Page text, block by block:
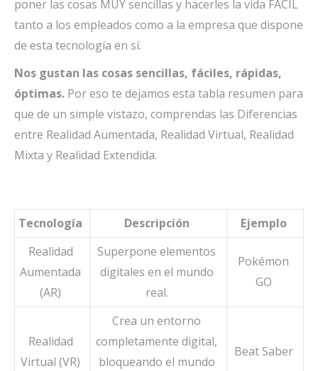
poner las cosas MUY sencillas y hacerles la vida FÁCIL
tanto a los empleados como a la empresa que dispone
de esta tecnología en sí.
Nos gustan las cosas sencillas, fáciles, rápidas,
óptimas. Por eso te dejamos esta tabla resumen para
que de un simple vistazo, comprendas las Diferencias
entre Realidad Aumentada, Realidad Virtual, Realidad
Mixta y Realidad Extendida.
Tecnología Descripción
Ejemplo
Realidad
Aumentada
(AR)
Superpone elementos
digitales en el mundo
real.
Pokémon
GO
Realidad
Virtual (VR)
Crea un entorno
completamente digital,
bloqueando el mundo
Beat Saber